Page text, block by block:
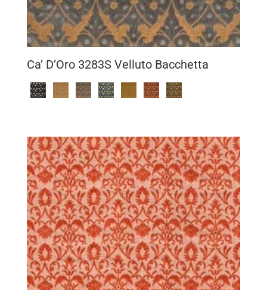
Ca’ D’Oro 3283S Velluto Bacchetta